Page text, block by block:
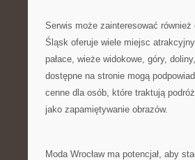
Serwis może zainteresować
Śląsk oferuje wiele miejsc
pałace, wieże widokowe, góry,
dostępne na stronie mogą
cenne dla osób, które traktują
jako zapamiętywanie obrazów.
Moda Wrocław ma potencjał, aby